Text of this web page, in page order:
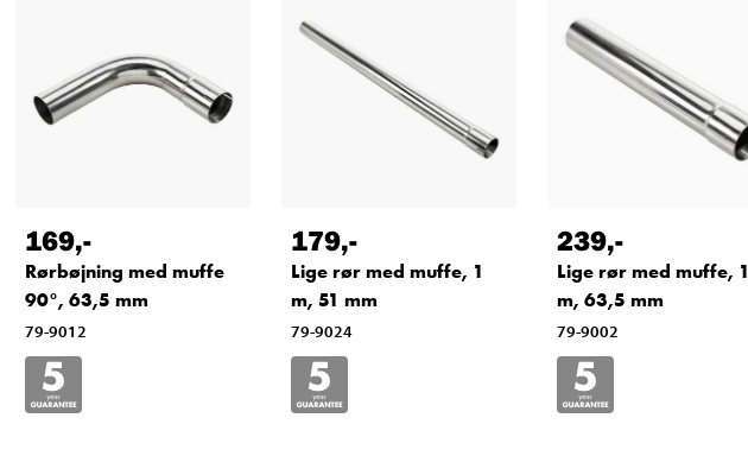
169,-
Rørbøjning med muffe
90°, 63,5 mm
79-9012
179,-
Lige rør med muffe, 1
m, 51 mm
79-9024
239,-
Lige rør med muffe, 1
m, 63,5 mm
79-9002